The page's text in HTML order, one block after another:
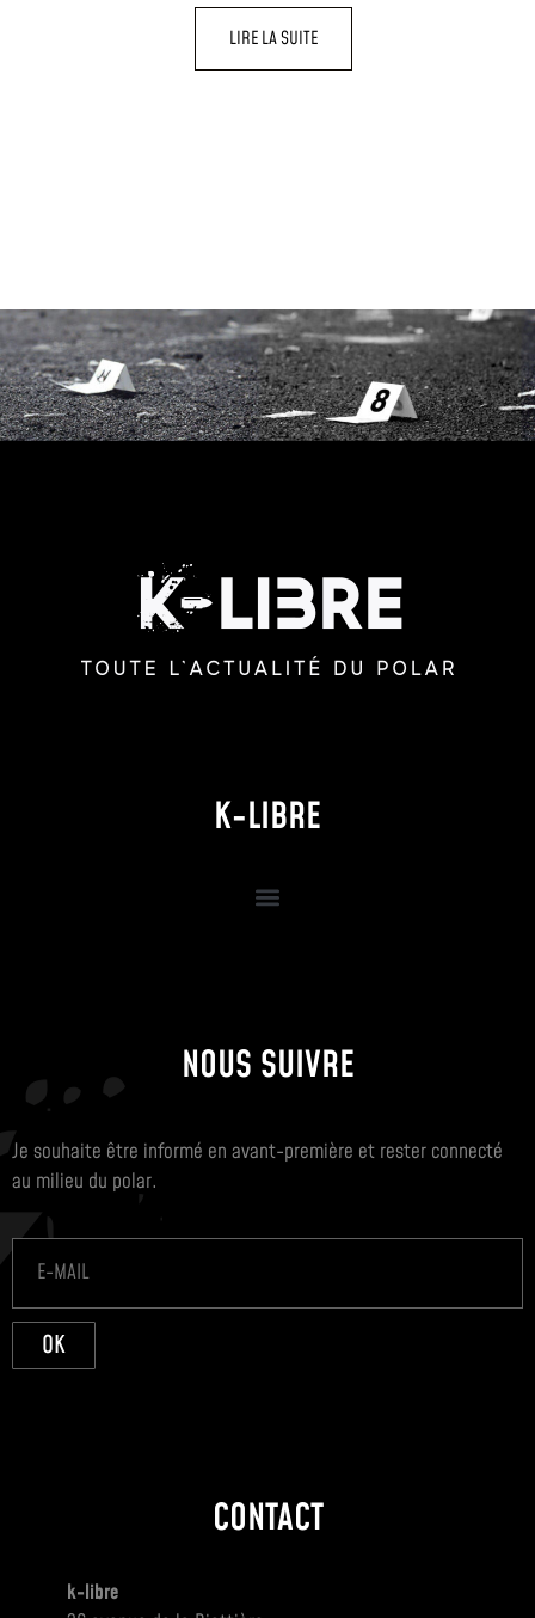
LIRE LA SUITE
K-LIBRE
NOUS SUIVRE
Je souhaite être informé en avant-première et rester connecté
au milieu du polar.
OK
CONTACT
k-libre